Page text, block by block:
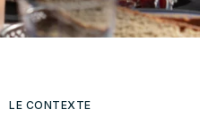
LE CONTEXTE